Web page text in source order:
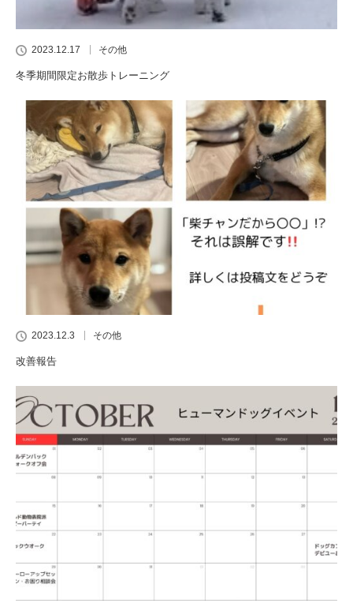
2023.12.17 その他
冬季期間限定お散歩トレーニング
2023.12.3 その他
改善報告